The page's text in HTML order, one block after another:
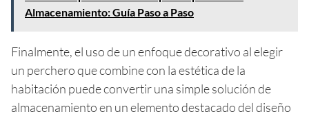
Almacenamiento: Guía Paso a Paso
Finalmente, el uso de un enfoque decorativo al elegir
un perchero que combine con la estética de la
habitación puede convertir una simple solución de
almacenamiento en un elemento destacado del diseño